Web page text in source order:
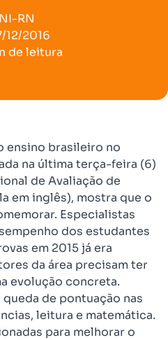
RN
12/2016
de leitura
ensino brasileiro no
na última terça-feira (6)
de Avaliação de
em inglês), mostra que o
Especialistas
dos estudantes
em 2015 já era
da área precisam ter
evolução concreta.
de pontuação nas
leitura e matemática.
para melhorar o